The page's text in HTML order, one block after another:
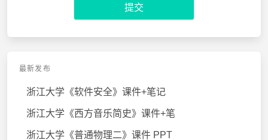
提交
最新发布
浙江大学《软件安全》课件+笔记
浙江大学《西方音乐简史》课件+笔
浙江大学《普通物理二》课件 PPT